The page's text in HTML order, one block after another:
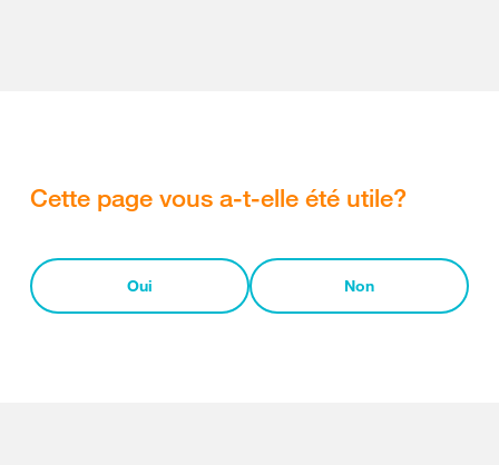
Cette page vous a-t-elle été utile?
Oui Non